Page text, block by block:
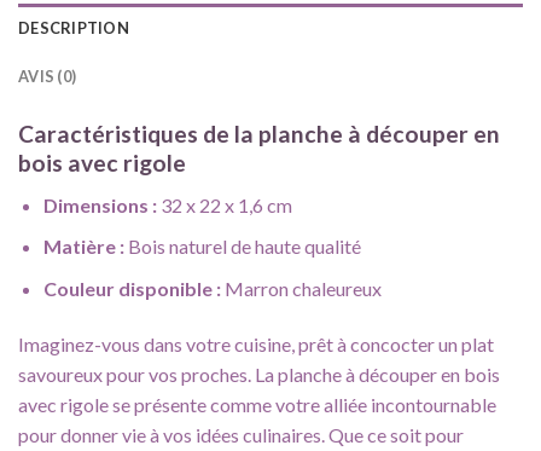
DESCRIPTION
AVIS (0)
Caractéristiques de la planche à découper en
bois avec rigole
Dimensions :32 x 22 x 1,6 cm
Matière :Bois naturel de haute qualité
Couleur disponible :Marron chaleureux
Imaginez-vous dans votre cuisine, prêt à concocter un plat
savoureux pour vos proches. La planche à découper en bois
avec rigole se présente comme votre alliée incontournable
pour donner vie à vos idées culinaires. Que ce soit pour